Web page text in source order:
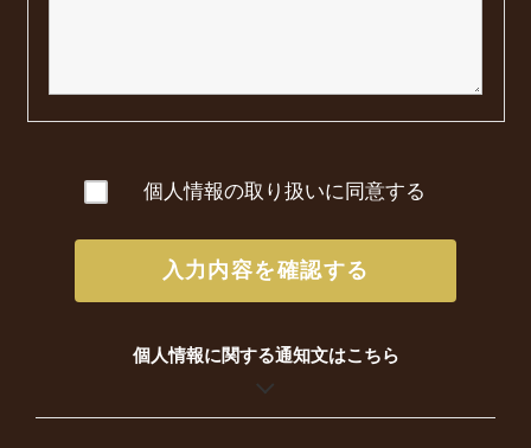
個人情報の取り扱いに同意する
入力内容を確認する
個人情報に関する通知文はこちら